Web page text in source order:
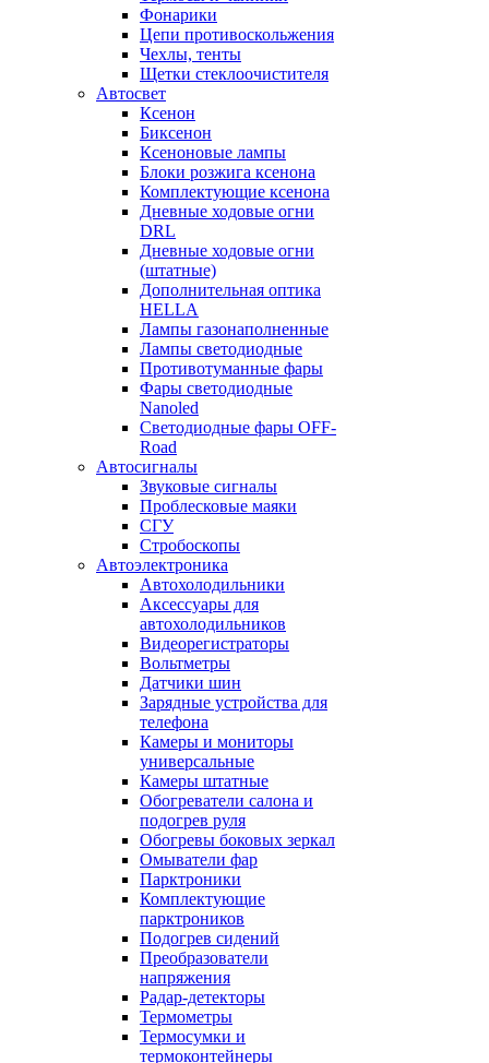
Фонарики
Цепи противоскольжения
Чехлы, тенты
Щетки стеклоочистителя
Автосвет
Ксенон
Биксенон
Ксеноновые лампы
Блоки розжига ксенона
Комплектующие ксенона
Дневные ходовые огни
DRL
Дневные ходовые огни
(штатные)
Дополнительная оптика
HELLA
Лампы газонаполненные
Лампы светодиодные
Противотуманные фары
Фары светодиодные
Nanoled
Светодиодные фары OFF-
Road
Автосигналы
Звуковые сигналы
Проблесковые маяки
СГУ
Стробоскопы
Автоэлектроника
Автохолодильники
Аксессуары для
автохолодильников
Видеорегистраторы
Вольтметры
Датчики шин
Зарядные устройства для
телефона
Камеры и мониторы
универсальные
Камеры штатные
Обогреватели салона и
подогрев руля
Обогревы боковых зеркал
Омыватели фар
Парктроники
Комплектующие
парктроников
Подогрев сидений
Преобразователи
напряжения
Радар-детекторы
Термометры
Термосумки и
термоконтейнеры